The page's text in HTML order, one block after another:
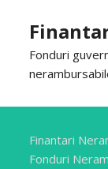
Fonduri
Finantari
Fonduri